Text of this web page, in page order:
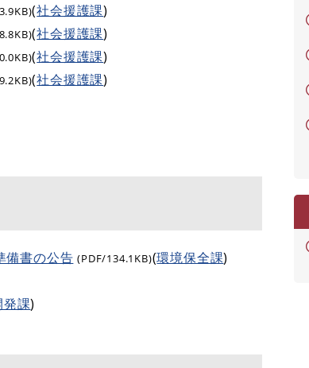
(社会援護課)
(社会援護課)
(社会援護課)
(社会援護課)
備書の公告 (PDF/134.1KB)(環境保全課)
発課)